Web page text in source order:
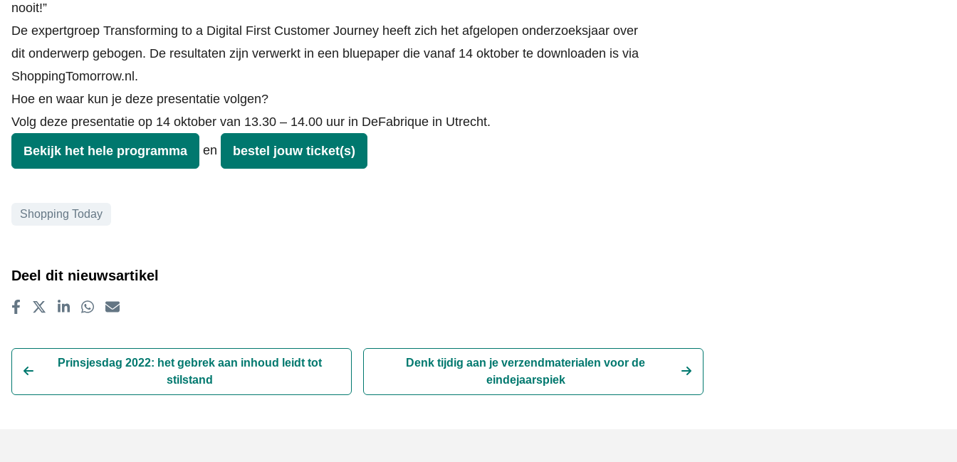
nooit!”
De expertgroep Transforming to a Digital First Customer Journey heeft zich het afgelopen onderzoeksjaar over
dit onderwerp gebogen. De resultaten zijn verwerkt in een bluepaper die vanaf 14 oktober te downloaden is via
ShoppingTomorrow.nl .
Hoe en waar kun je deze presentatie volgen?
Volg deze presentatie op 14 oktober van 13.30 – 14.00 uur in DeFabrique in Utrecht.
Bekijk het hele programma en bestel jouw ticket(s)
Onderwerpen
Shopping Today
Deel dit nieuwsartikel
Prinsjesdag 2022: het gebrek aan inhoud leidt tot
stilstand
Denk tijdig aan je verzendmaterialen voor de
eindejaarspiek